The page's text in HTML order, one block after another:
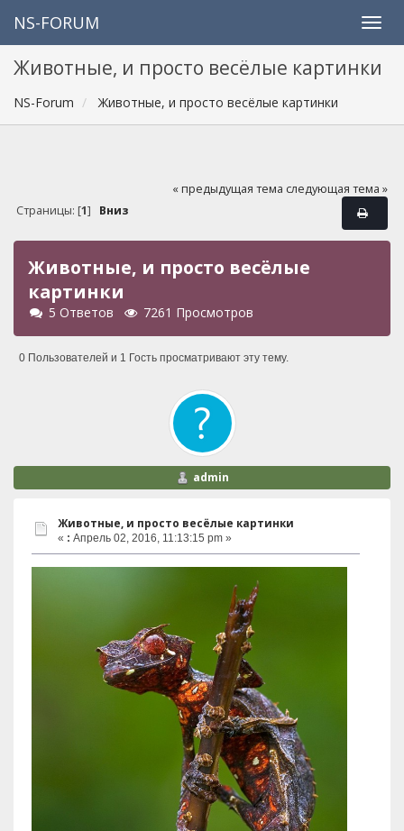
NS-FORUM
Животные, и просто весёлые картинки
NS-Forum Животные, и просто весёлые картинки
« предыдущая тема следующая тема »
Страницы: [1] Вниз
Животные, и просто весёлые
картинки
5 Ответов 7261 Просмотров
0 Пользователей и 1 Гость просматривают эту тему.
admin
Животные, и просто весёлые картинки
« : Апрель 02, 2016, 11:13:15 pm »